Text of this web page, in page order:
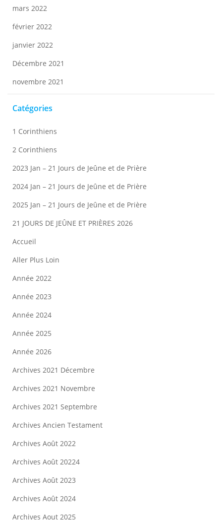
mars 2022
février 2022
janvier 2022
Décembre 2021
novembre 2021
Catégories
1 Corinthiens
2 Corinthiens
2023 Jan – 21 Jours de Jeûne et de Prière
2024 Jan – 21 Jours de Jeûne et de Prière
2025 Jan – 21 Jours de Jeûne et de Prière
21 JOURS DE JEÛNE ET PRIÈRES 2026
Accueil
Aller Plus Loin
Année 2022
Année 2023
Année 2024
Année 2025
Année 2026
Archives 2021 Décembre
Archives 2021 Novembre
Archives 2021 Septembre
Archives Ancien Testament
Archives Août 2022
Archives Août 20224
Archives Août 2023
Archives Août 2024
Archives Aout 2025